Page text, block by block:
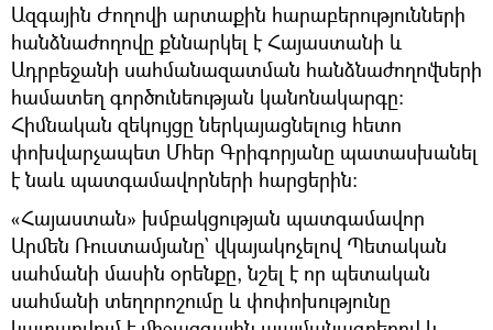
Ազգային Ժողովի արտաքին հարաբերությունների
հանձնաժողովը քննարկել է Հայաստանի և
Ադրբեջանի սահմանազատման հանձնաժողովների
համատեղ գործունեության կանոնակարգը։
Հիմնական զեկույցը ներկայացնելուց հետո
փոխվարչապետ Մհեր Գրիգորյանը պատասխանել
է նաև պատգամավորների հարցերին։
«Հայաստան» խմբակցության պատգամավոր
Արմեն Ռուստամյանը` վկայակոչելով Պետական
սահմանի մասին օրենքը, նշել է որ պետական
սահմանի տեղորոշումը և փոփոխությունը